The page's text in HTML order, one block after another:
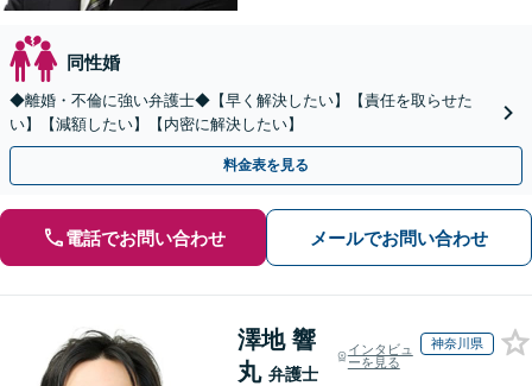
同性婚
◆離婚・不倫に強い弁護士◆【早く解決したい】【責任を取らせた
い】【減額したい】【内密に解決したい】
料金表を見る
電話でお問い合わせ メールでお問い合わせ
澤地 響
丸 弁護士
インタビュ
ーを見る
神奈川県